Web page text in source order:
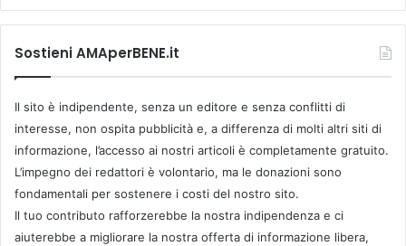
Sostieni AMAperBENE.it
Il sito è indipendente, senza un editore e senza conflitti di
interesse, non ospita pubblicità e, a differenza di molti altri siti di
informazione, l’accesso ai nostri articoli è completamente gratuito.
L’impegno dei redattori è volontario, ma le donazioni sono
fondamentali per sostenere i costi del nostro sito.
Il tuo contributo rafforzerebbe la nostra indipendenza e ci
aiuterebbe a migliorare la nostra offerta di informazione libera,